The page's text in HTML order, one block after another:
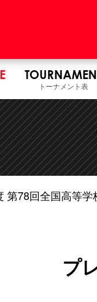
トーナメント表
78回全国高等
プ